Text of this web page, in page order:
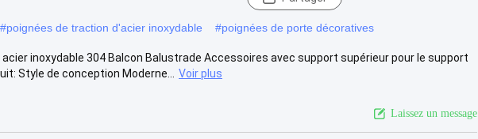
#poignées de traction d'acier inoxydable #poignées de porte décoratives
inoxydable 304 Balcon Balustrade Accessoires avec support supérieur pour le support
Style de conception Moderne...
Voir plus
Laissez un message